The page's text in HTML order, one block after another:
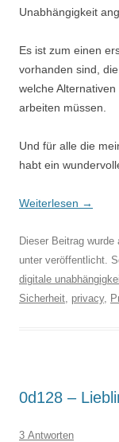
Unabhängigkeit
Es ist zum einen
vorhanden sind,
welche
arbeiten müssen.
Und für alle die
habt ein
Weiterlesen →
Dieser Beitrag wurde
unter veröffentlicht.
digitale
Sicherheit, privacy,
0d128 –
3 Antworten